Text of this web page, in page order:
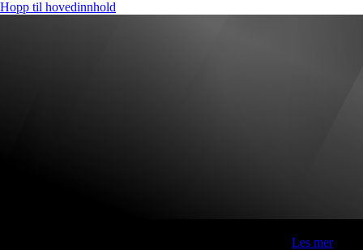
Hopp til hovedinnhold
Les mer